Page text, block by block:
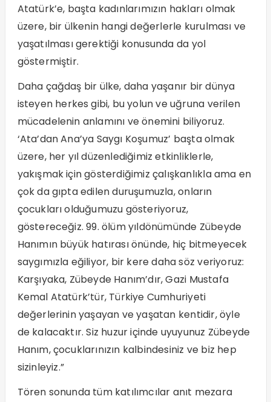
Atatürk’e, başta kadınlarımızın hakları olmak
üzere, bir ülkenin hangi değerlerle kurulması ve
yaşatılması gerektiği konusunda da yol
göstermiştir.
Daha çağdaş bir ülke, daha yaşanır bir dünya
isteyen herkes gibi, bu yolun ve uğruna verilen
mücadelenin anlamını ve önemini biliyoruz.
‘Ata’dan Ana’ya Saygı Koşumuz’ başta olmak
üzere, her yıl düzenlediğimiz etkinliklerle,
yakışmak için gösterdiğimiz çalışkanlıkla ama en
çok da gıpta edilen duruşumuzla, onların
çocukları olduğumuzu gösteriyoruz,
göstereceğiz. 99. ölüm yıldönümünde Zübeyde
Hanımın büyük hatırası önünde, hiç bitmeyecek
saygımızla eğiliyor, bir kere daha söz veriyoruz:
Karşıyaka, Zübeyde Hanım’dır, Gazi Mustafa
Kemal Atatürk’tür, Türkiye Cumhuriyeti
değerlerinin yaşayan ve yaşatan kentidir, öyle
de kalacaktır. Siz huzur içinde uyuyunuz Zübeyde
Hanım, çocuklarınızın kalbindesiniz ve biz hep
sizinleyiz.”
Tören sonunda tüm katılımcılar anıt mezara